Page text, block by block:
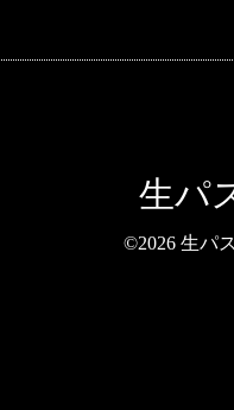
生パ
©2026 生パ